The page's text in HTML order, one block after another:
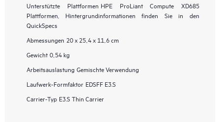
Unterstützte Plattformen HPE ProLiant Compute XD685
Plattformen, Hintergrundinformationen finden Sie in den
QuickSpecs
Abmessungen 20 x 25,4 x 11,6 cm
Gewicht 0,54 kg
Arbeitsauslastung Gemischte Verwendung
Laufwerk-Formfaktor EDSFF E3.S
Carrier-Typ E3.S Thin Carrier